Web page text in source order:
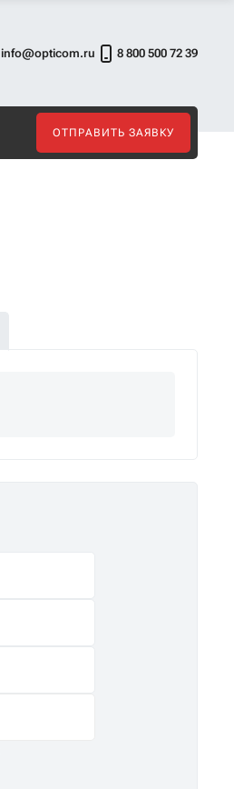
info@opticom.ru 8 800 500 72 39
ОТПРАВИТЬ ЗАЯВКУ